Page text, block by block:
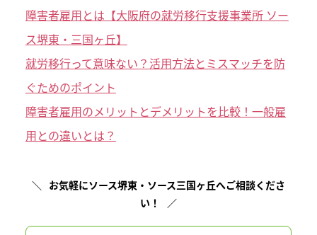
障害者雇用とは【大阪府の就労移行支援事業所 ソー
ス堺東・三国ヶ丘】
就労移行って意味ない？活用方法とミスマッチを防
ぐためのポイント
障害者雇用のメリットとデメリットを比較！一般雇
用との違いとは？
お気軽にソース堺東・ソース三国ヶ丘へご相談くださ
い！